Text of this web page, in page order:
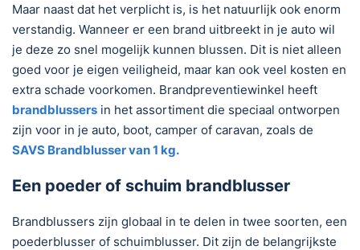
Maar naast dat het verplicht is, is het natuurlijk ook enorm
verstandig. Wanneer er een brand uitbreekt in je auto wil
je deze zo snel mogelijk kunnen blussen. Dit is niet alleen
goed voor je eigen veiligheid, maar kan ook veel kosten en
extra schade voorkomen. Brandpreventiewinkel heeft
brandblussers in het assortiment die speciaal ontworpen
zijn voor in je auto, boot, camper of caravan, zoals de
SAVS Brandblusser van 1 kg.
Een poeder of schuim brandblusser
Brandblussers zijn globaal in te delen in twee soorten, een
poederblusser of schuimblusser. Dit zijn de belangrijkste